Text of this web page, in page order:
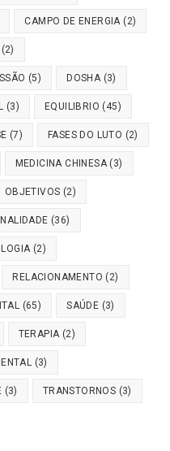
CAMPO DE ENERGIA(2)
(5) DOSHA(3)
(3) EQUILIBRIO (45)
(7) FASES DO LUTO (2)
MEDICINA CHINESA(3)
OBJETIVOS (2)
(36)
(2)
RELACIONAMENTO (2)
(65) SAÚDE (3)
TERAPIA(2)
(3)
(3) TRANSTORNOS (3)